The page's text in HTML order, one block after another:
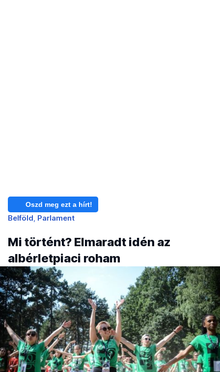
Oszd meg ezt a hírt!
Belföld Parlament
Mi történt? Elmaradt idén az
albérletpiaci roham